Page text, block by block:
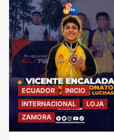
ECUADOR
INICIO
INTERNACIONAL
LOJA
ZAMORA